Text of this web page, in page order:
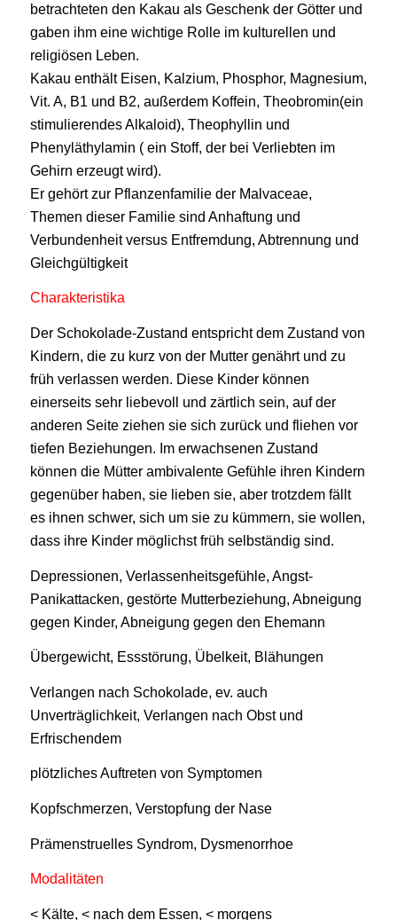
betrachteten den Kakau als Geschenk der Götter und
gaben ihm eine wichtige Rolle im kulturellen und
religiösen Leben.
Kakau enthält Eisen, Kalzium, Phosphor, Magnesium,
Vit. A, B1 und B2, außerdem Koffein, Theobromin(ein
stimulierendes Alkaloid), Theophyllin und
Phenyläthylamin ( ein Stoff, der bei Verliebten im
Gehirn erzeugt wird).
Er gehört zur Pflanzenfamilie der Malvaceae,
Themen dieser Familie sind Anhaftung und
Verbundenheit versus Entfremdung, Abtrennung und
Gleichgültigkeit
Charakteristika
Der Schokolade-Zustand entspricht dem Zustand von
Kindern, die zu kurz von der Mutter genährt und zu
früh verlassen werden. Diese Kinder können
einerseits sehr liebevoll und zärtlich sein, auf der
anderen Seite ziehen sie sich zurück und fliehen vor
tiefen Beziehungen. Im erwachsenen Zustand
können die Mütter ambivalente Gefühle ihren Kindern
gegenüber haben, sie lieben sie, aber trotzdem fällt
es ihnen schwer, sich um sie zu kümmern, sie wollen,
dass ihre Kinder möglichst früh selbständig sind.
Depressionen, Verlassenheitsgefühle, Angst-
Panikattacken, gestörte Mutterbeziehung, Abneigung
gegen Kinder, Abneigung gegen den Ehemann
Übergewicht, Essstörung, Übelkeit, Blähungen
Verlangen nach Schokolade, ev. auch
Unverträglichkeit, Verlangen nach Obst und
Erfrischendem
plötzliches Auftreten von Symptomen
Kopfschmerzen, Verstopfung der Nase
Prämenstruelles Syndrom, Dysmenorrhoe
Modalitäten
< Kälte, < nach dem Essen, < morgens